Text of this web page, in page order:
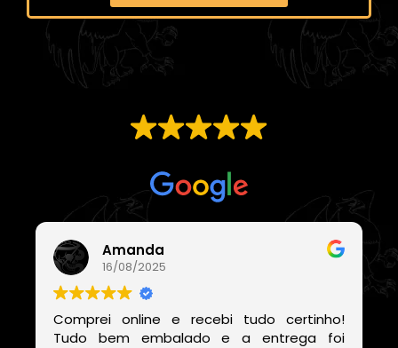
Amanda
16/08/2025
Comprei online e recebi tudo certinho!
Tudo bem embalado e a entrega foi